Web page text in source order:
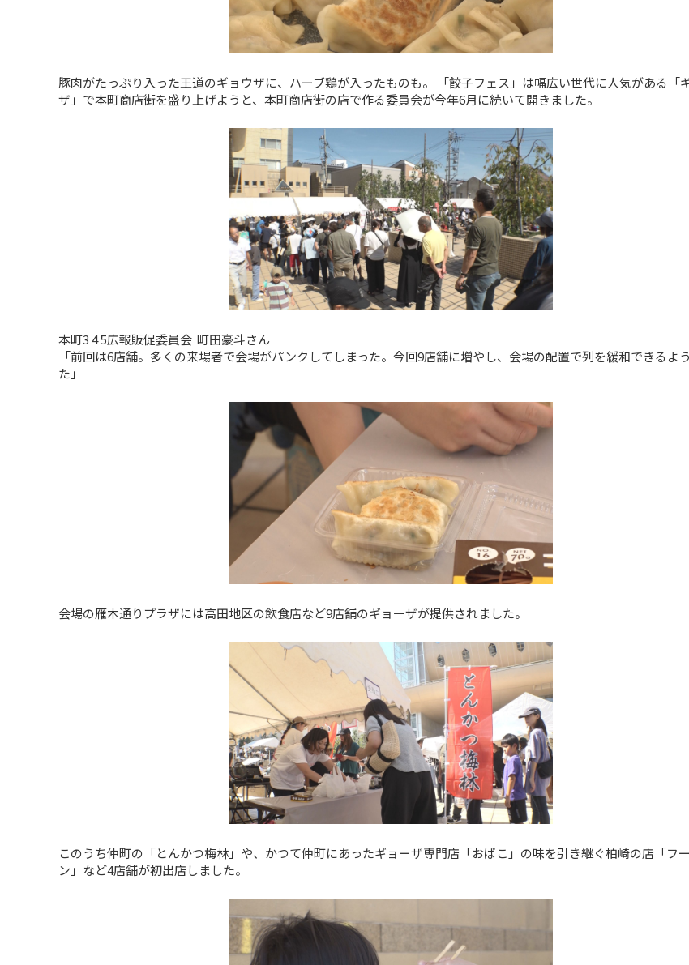
豚肉がたっぷり入った王道のギョウザに、ハーブ鶏が入ったものも。 「餃子フェス」は幅広い世代に人気がある「
ザ」で本町商店街を盛り上げようと、本町商店街の店で作る委員会が今年6月に続いて開きました。
本町3 4 5広報販促委員会 町田豪斗さん
「前回は6店舗。多くの来場者で会場がパンクしてしまった。今回9店舗に増やし、会場の配置で列を緩和できるよ
た」
会場の雁木通りプラザには高田地区の飲食店など9店舗のギョーザが提供されました。
このうち仲町の「とんかつ梅林」や、かつて仲町にあったギョーザ専門店「おばこ」の味を引き継ぐ柏崎の店「フ
ン」など4店舗が初出店しました。